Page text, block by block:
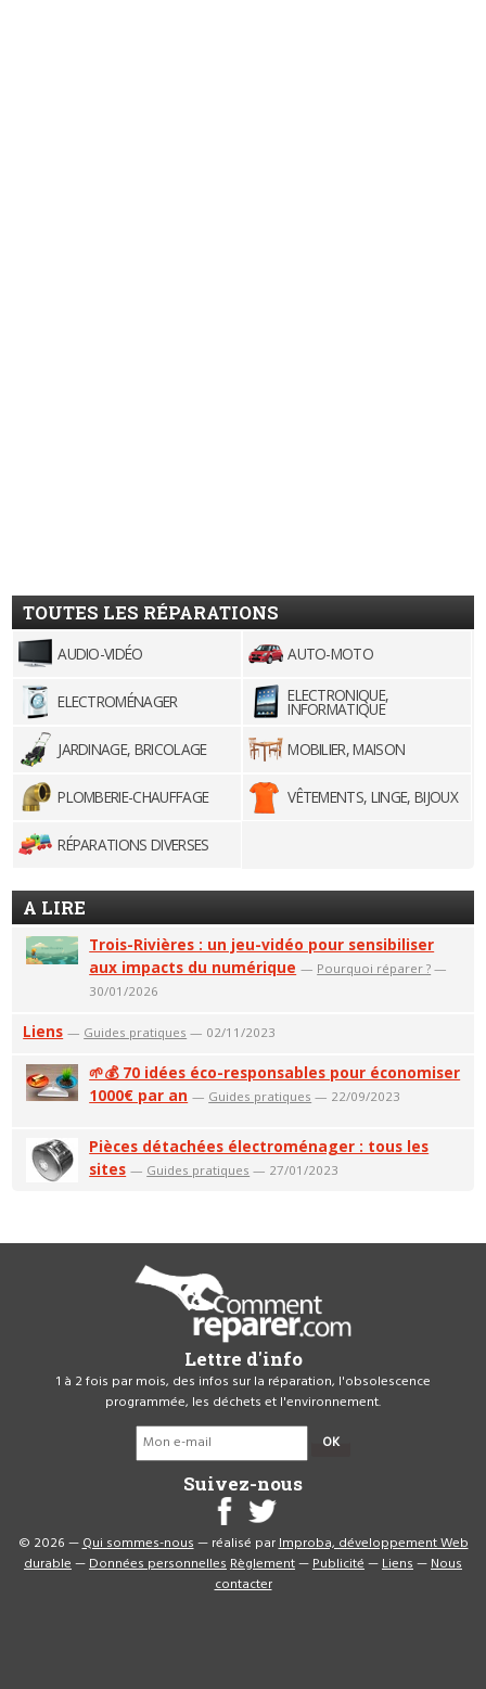
TOUTES LES RÉPARATIONS
AUDIO-VIDÉO AUTO-MOTO
ELECTROMÉNAGER ELECTRONIQUE,
INFORMATIQUE
JARDINAGE, BRICOLAGE
MOBILIER, MAISON
PLOMBERIE-CHAUFFAGE VÊTEMENTS, LINGE, BIJOUX
RÉPARATIONS DIVERSES
A LIRE
Trois-Rivières : un jeu-vidéo pour sensibiliser
aux impacts du numérique — Pourquoi réparer ? —
30/01/2026
Liens — Guides pratiques — 02/11/2023
🌱💰 70 idées éco-responsables pour économiser
1000€ par an — Guides pratiques — 22/09/2023
Pièces détachées électroménager : tous les
sites — Guides pratiques — 27/01/2023
Lettre d'info
1 à 2 fois par mois, des infos sur la réparation, l'obsolescence
programmée, les déchets et l'environnement.
OK
Suivez-nous
© 2026 —Qui sommes-nous— réalisé parImproba, développement Web
durable—Données personnellesRèglement—Publicité—Liens—Nous
contacter